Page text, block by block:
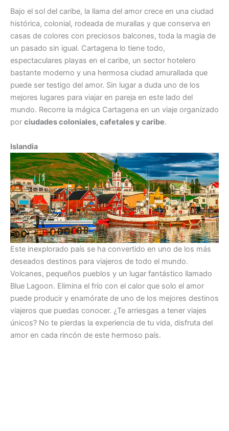
Bajo el sol del caribe, la llama del amor crece en una ciudad
histórica, colonial, rodeada de murallas y que conserva en
casas de colores con preciosos balcones, toda la magia de
un pasado sin igual. Cartagena lo tiene todo,
espectaculares playas en el caribe, un sector hotelero
bastante moderno y una hermosa ciudad amurallada que
puede ser testigo del amor. Sin lugar a duda uno de los
mejores lugares para viajar en pareja en este lado del
mundo. Recorre la mágica Cartagena en un viaje organizado
por ciudades coloniales, cafetales y caribe.
Islandia
Este inexplorado país se ha convertido en uno de los más
deseados destinos para viajeros de todo el mundo.
Volcanes, pequeños pueblos y un lugar fantástico llamado
Blue Lagoon. Elimina el frío con el calor que solo el amor
puede producir y enamórate de uno de los mejores destinos
viajeros que puedas conocer. ¿Te arriesgas a tener viajes
únicos? No te pierdas la experiencia de tu vida, disfruta del
amor en cada rincón de este hermoso país.